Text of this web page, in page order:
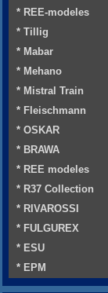
* REE-modeles
* Tillig
* Mabar
* Mehano
* Mistral Train
* Fleischmann
* OSKAR
* BRAWA
* REE modeles
* R37 Collection
* RIVAROSSI
* FULGUREX
* ESU
* EPM